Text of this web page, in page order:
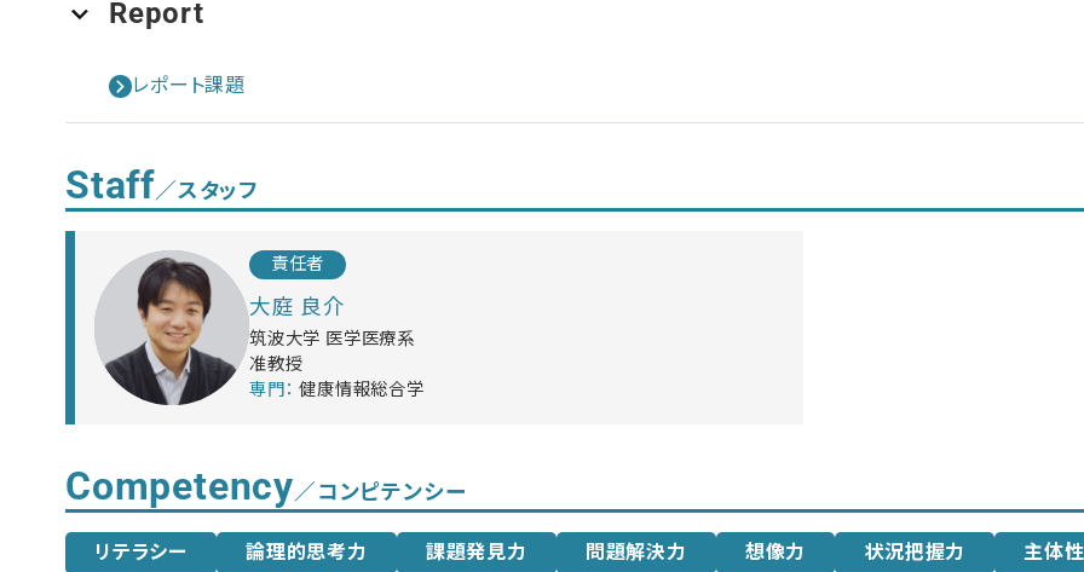
Report
レポート課題
Staff／スタッフ
責任者
大庭 良介
筑波大学 医学医療系
准教授
健康情報総合学
Competency／コンピテンシー
リテラシー 論理的思考力 課題発見力 問題解決力 想像力 状況把握力 主体性